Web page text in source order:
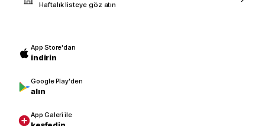
Haftalık listeye göz atın
App Store'dan
indirin
Google Play'den
alın
App Galeri ile